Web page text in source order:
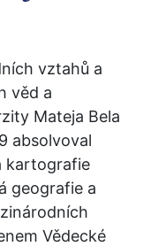
vztahů a
věd a
Mateja Bela
absolvoval
kartografie
geografie a
Vědecké